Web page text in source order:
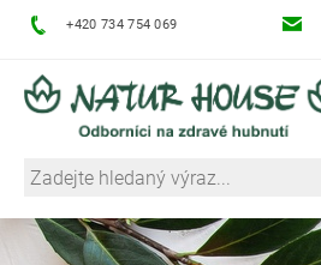
+420 734 754 069